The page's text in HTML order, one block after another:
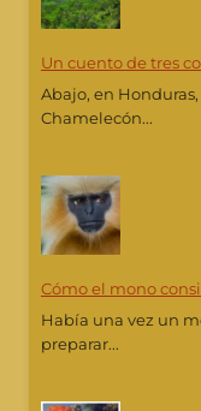
Un cuento de tres
Abajo, en
Chamelecón...
Cómo el mono
Había una vez un
preparar...